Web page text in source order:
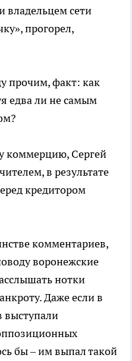
владельцем сети
прогорел,
прочим, факт: как
едва ли не самым
коммерцию, Сергей
в результате
кредитором
комментариев,
воронежские
нотки
Даже если в
выступали
бы – им выпал такой